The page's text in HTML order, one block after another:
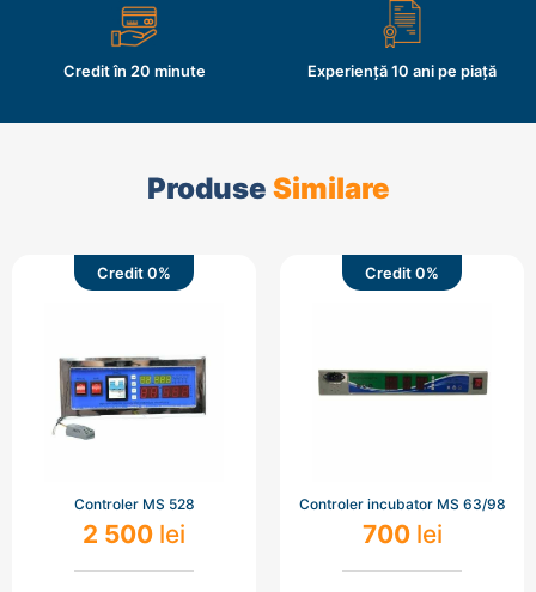
Credit în 20 minute Experiență 10 ani pe piață
Produse Similare
Credit 0%
Controler MS 528
2 500 lei
Credit 0%
Controler incubator MS 63/98
700 lei